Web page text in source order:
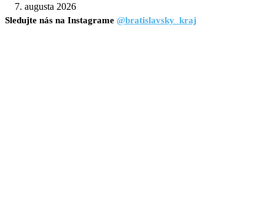
7. augusta 2026
Sledujte nás na Instagrame @bratislavsky_kraj